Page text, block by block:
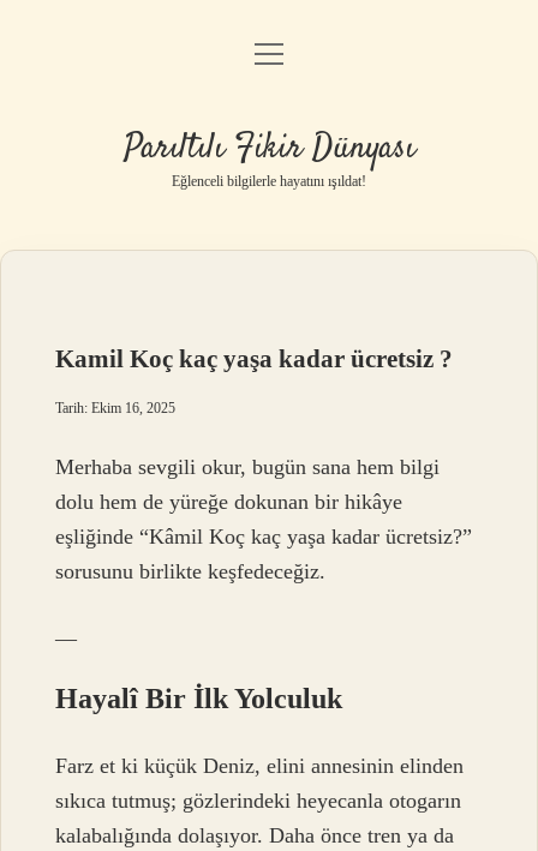
Anasayfa
Yasal Uyarı
menüyü
Parıltılı Fikir Dünyası
Eğlenceli bilgilerle hayatını ışıldat!
Kamil Koç kaç yaşa kadar ücretsiz ?
Tarih: Ekim 16, 2025
Merhaba sevgili okur, bugün sana hem bilgi
dolu hem de yüreğe dokunan bir hikâye
eşliğinde “Kâmil Koç kaç yaşa kadar ücretsiz?”
sorusunu birlikte keşfedeceğiz.
—
Hayalî Bir İlk Yolculuk
Farz et ki küçük Deniz, elini annesinin elinden
sıkıca tutmuş; gözlerindeki heyecanla otogarın
kalabalığında dolaşıyor. Daha önce tren ya da